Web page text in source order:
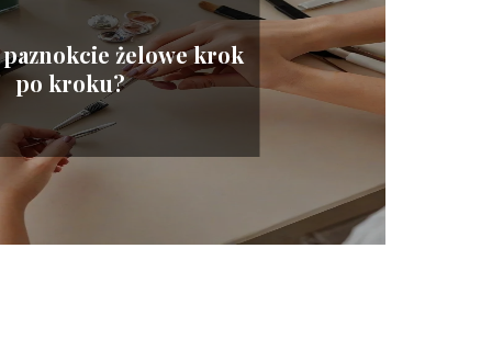
paznokcie żelowe krok
po kroku?